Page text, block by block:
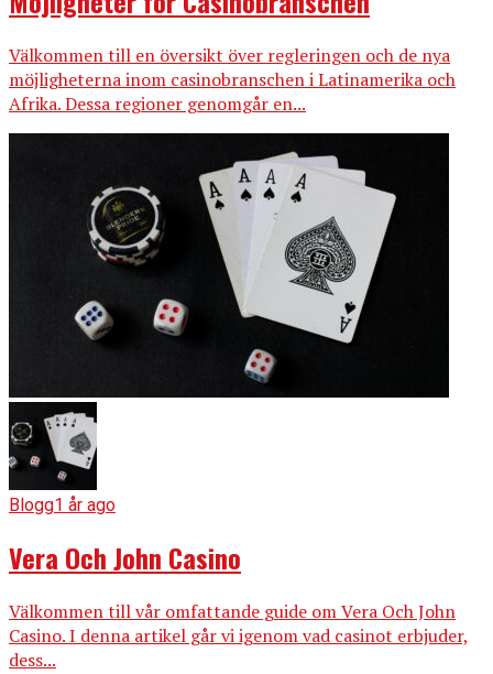
Välkommen till en översikt över regleringen och de nya
möjligheterna inom casinobranschen i Latinamerika och
Afrika. Dessa regioner genomgår en...
Blogg1 år ago
Vera Och John Casino
Välkommen till vår omfattande guide om Vera Och John
Casino. I denna artikel går vi igenom vad casinot erbjuder,
dess...